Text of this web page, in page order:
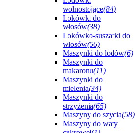
wolnostojące(84)
Lokówki do
włosów(38)
Lokówko-suszarki do
włosów(56)
Maszynki do lodów(6)
Maszynki do
makaronu(11)
Maszynki do
mielenia(34)
Maszynki do
strzyżenia(65)
Maszyny do szycia(58)
Maszyny do waty